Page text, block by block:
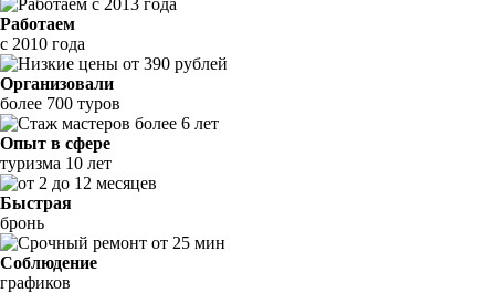
Работаем
с 2010 года
Организовали
более 700 туров
Опыт в сфере
туризма 10 лет
Быстрая
бронь
Соблюдение
графиков